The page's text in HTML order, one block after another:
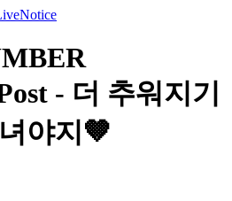
Notice
- 더 추워지기
야지🤎